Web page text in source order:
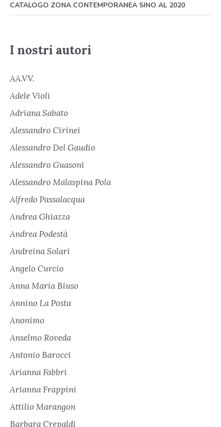
CATALOGO ZONA CONTEMPORANEA SINO AL 2020
I nostri autori
AA.VV.
Adele Violi
Adriana Sabato
Alessandro Cirinei
Alessandro Del Gaudio
Alessandro Guasoni
Alessandro Malaspina Pola
Alfredo Passalacqua
Andrea Ghiazza
Andrea Podestà
Andreina Solari
Angelo Curcio
Anna Maria Biuso
Annino La Posta
Anonimo
Anselmo Roveda
Antonio Barocci
Arianna Fabbri
Arianna Frappini
Attilio Marangon
Barbara Crepaldi